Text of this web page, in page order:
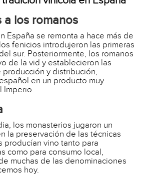
a los romanos
España se remonta a hace más de
fenicios introdujeron las primeras
sur. Posteriormente, los romanos
de la vid y establecieron las
producción y distribución,
en un producto muy
Imperio.
los monasterios jugaron un
la preservación de las técnicas
producían vino tanto para
como para consumo local,
muchas de las denominaciones
hoy.